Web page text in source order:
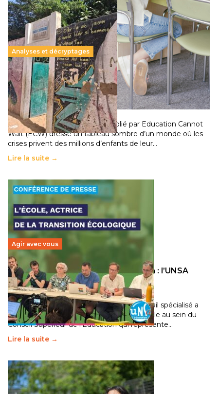
Analyses et décryptages
258 millions d’enfants victimes de la guerre, des
chocs climatiques et des déplacements de
population
11 juillet 2026- National
Un nouveau rapport mondial publié par Education Cannot
Wait (ECW) dresse un tableau sombre d’un monde où les
crises privent des millions d’enfants de leur…
Lire la suite →
Agir avec vous
Transition écologique de l’éducation : l’UNSA
Éducation fait bouger les lignes
30 juin 2026-National
Pendant plusieurs mois, un groupe de travail spécialisé a
travaillé sur la transition écologique de l’Ecole au sein du
Conseil Supérieur de l’Éducation qui représente…
Lire la suite →